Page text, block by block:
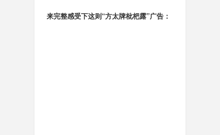
来完整感受下这则“方太牌枇杷露”广告：